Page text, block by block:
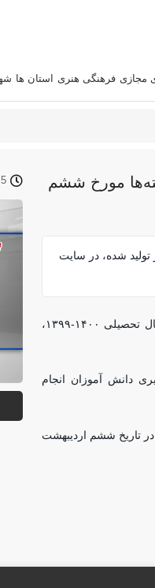
مجازی فرهنگی هنری استان‌ ها
کلیه رشته‌ها مورخ ششم
چهار تولید شده، در سایت
به همت مسئولان آموزش و پرورش و شبکه چهار، تدریس مجازی سال تحصیلی ۱۴۰۰-۱۳۹۹،
دانش آموزان انجام
در تاریخ ششم اردیبهشت
5 آوریل 2022